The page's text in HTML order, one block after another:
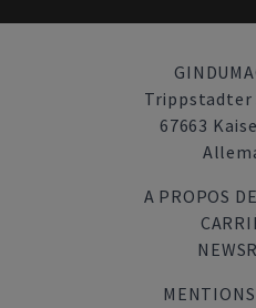
Trippstadter
67663
A PROPOS